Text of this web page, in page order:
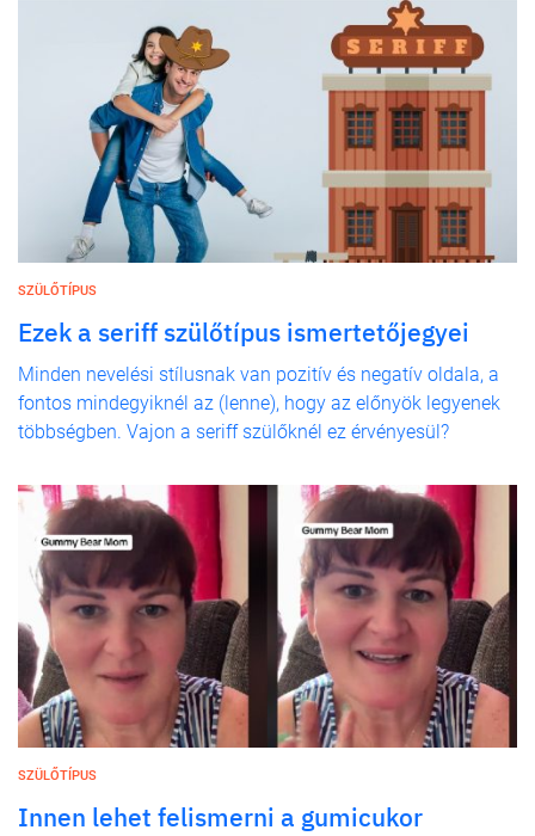
SZÜLŐTÍPUS
Ezek a seriff szülőtípus ismertetőjegyei
Minden nevelési stílusnak van pozitív és negatív oldala, a
fontos mindegyiknél az (lenne), hogy az előnyök legyenek
többségben. Vajon a seriff szülőknél ez érvényesül?
SZÜLŐTÍPUS
Innen lehet felismerni a gumicukor